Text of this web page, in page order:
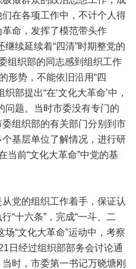
在各项工作中，不计个人得
命，发挥了模范带头作
续延续着“四清”时期整党的
组织部的同志感到组织工作
形势，不能依旧沿用“四
部提出“在‘文化大革命’中，
问题。当时市委没有专门的
组织部的有关部门分别到市
基层单位了解情况，进行研
当前“文化大革命”中党的基
党的组织工作着手，保证认
“十六条”，完成“一斗、二
“文化大革命”运动中，考察
日经过组织部部务会讨论通
时，市委第一书记万晓塘刚